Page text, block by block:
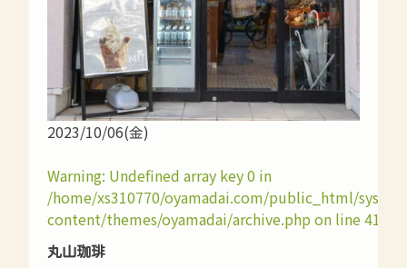
2023/10/06(金)
Warning: Undefined array key 0 in
/home/xs310770/oyamadai.com/public_html/
content/themes/oyamadai/archive.phpon line41
丸山珈琲